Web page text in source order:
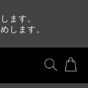
ます。
します。